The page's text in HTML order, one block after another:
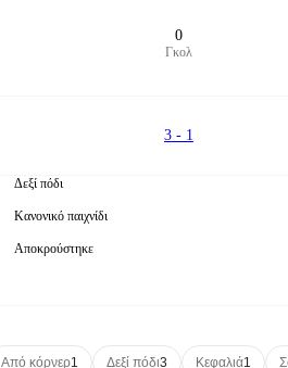
0
Γκολ
3 - 1
Δεξί πόδι
Κανονικό παιχνίδι
Αποκρούστηκε
Από κόρνερ1 Δεξί πόδι3 Κεφαλιά1